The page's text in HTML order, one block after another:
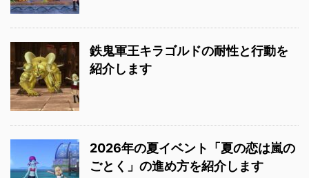
鉄鬼軍王キラゴルドの耐性と行動を
紹介します
2026年の夏イベント「夏の恋は嵐の
ごとく」の進め方を紹介します